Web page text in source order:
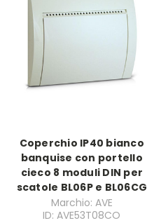
Coperchio IP40 bianco
banquise con portello
cieco 8 moduli DIN per
scatole BL06P e BL06CG
Marchio: AVE
ID: AVE53T08CO